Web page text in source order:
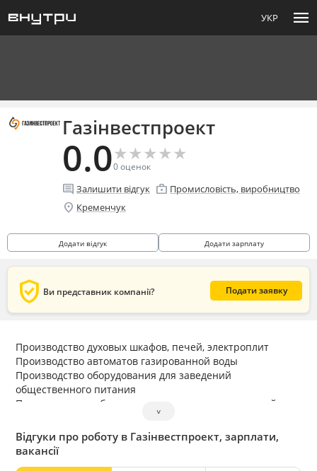
УКР menu
Газінвестпроект
0.0★
★★
★★
★★
★★
★
0оценок
comment Залишити відгук enterprise Промисловість, виробництво
location_on Кременчук
Додати відгук Додати зарплату
verified_user Ви представник компанії? Подати заявку
Производство духовых шкафов, печей, электроплит
Производство автоматов газированной воды
Производство оборудования для заведений
общественного питания
Производство мобильных жилых и нежилых модулей
Производство строительных металлических конструкций
˅
Відгуки про роботу в Газінвестпроект, зарплати,
вакансії